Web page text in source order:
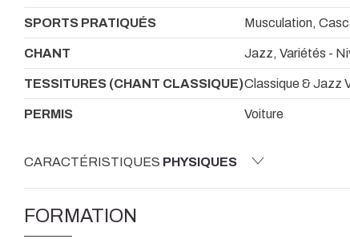
SPORTS PRATIQUÉS Musculation,
CHANT Jazz, Variétés -
TESSITURES (CHANT CLASSIQUE)Classique & Jazz
PERMIS Voiture
CARACTÉRISTIQUES PHYSIQUES
FORMATION